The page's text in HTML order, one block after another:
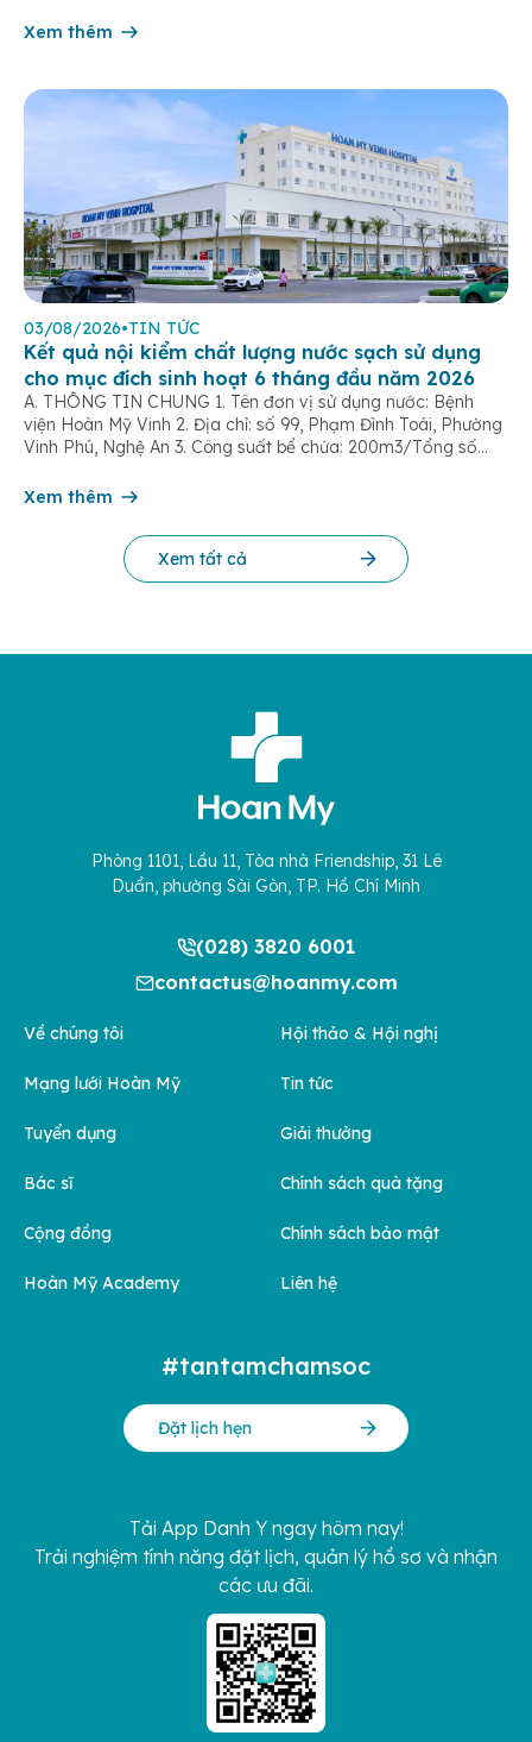
tuổi dậy thì. […]
Xem thêm
03/08/2026•TIN TỨC
Kết quả nội kiểm chất lượng nước sạch sử dụng
cho mục đích sinh hoạt 6 tháng đầu năm 2026
A. THÔNG TIN CHUNG 1. Tên đơn vị sử dụng nước: Bệnh
viện Hoàn Mỹ Vinh 2. Địa chỉ: số 99, Phạm Đình Toái, Phường
Vinh Phú, Nghệ An 3. Công suất bể chứa: 200m3/Tổng số
nước: Công ty Cổ phần cấp nước Nghệ An […]
Xem thêm
Xem tất cả
Phòng 1101, Lầu 11, Tòa nhà Friendship, 31 Lê
Duẩn, phường Sài Gòn, TP. Hồ Chí Minh
(028) 3820 6001
contactus@hoanmy.com
Về chúng tôi
Mạng lưới Hoàn Mỹ
Tuyển dụng
Bác sĩ
Cộng đồng
Hoàn Mỹ Academy
Hội thảo & Hội nghị
Tin tức
Giải thưởng
Chính sách quà tặng
Chính sách bảo mật
Liên hệ
#tantamchamsoc
Đặt lịch hẹn
Tải App Danh Y ngay hôm nay!
Trải nghiệm tính năng đặt lịch, quản lý hồ sơ và nhận
các ưu đãi.